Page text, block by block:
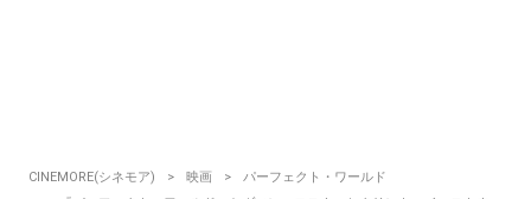
CINEMORE(シネモア) 映画
パーフェクト・ワールド